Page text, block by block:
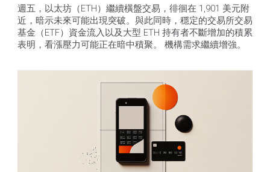
週五，以太坊（ETH）繼續橫盤交易，徘徊在 1,901 美元附
近，暗示未來可能出現突破。與此同時，穩定的交易所交易
基金（ETF）資金流入以及大型 ETH 持有者不斷增加的積累
表明，看漲壓力可能正在暗中積聚。 機構需求繼續增強。